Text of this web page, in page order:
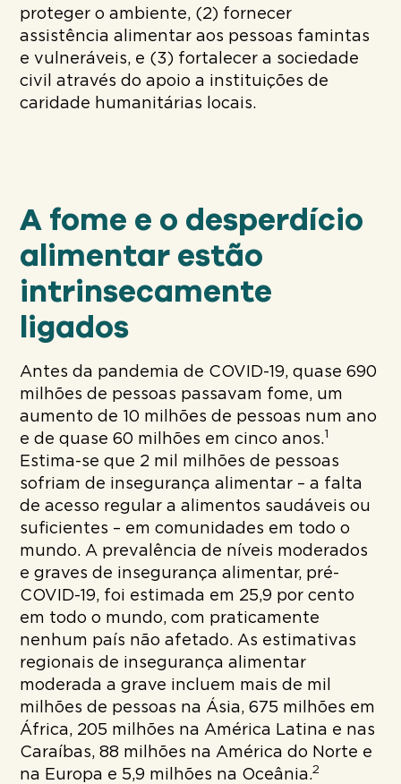
proteger o ambiente, (2) fornecer
assistência alimentar aos pessoas famintas
e vulneráveis, e (3) fortalecer a sociedade
civil através do apoio a instituições de
caridade humanitárias locais.
A fome e o desperdício
alimentar estão
intrinsecamente
ligados
Antes da pandemia de COVID-19, quase 690
milhões de pessoas passavam fome, um
aumento de 10 milhões de pessoas num ano
e de quase 60 milhões em cinco anos.1
Estima-se que 2 mil milhões de pessoas
sofriam de insegurança alimentar – a falta
de acesso regular a alimentos saudáveis ou
suficientes – em comunidades em todo o
mundo. A prevalência de níveis moderados
e graves de insegurança alimentar, pré-
COVID-19, foi estimada em 25,9 por cento
em todo o mundo, com praticamente
nenhum país não afetado. As estimativas
regionais de insegurança alimentar
moderada a grave incluem mais de mil
milhões de pessoas na Ásia, 675 milhões em
África, 205 milhões na América Latina e nas
Caraíbas, 88 milhões na América do Norte e
na Europa e 5,9 milhões na Oceânia.2